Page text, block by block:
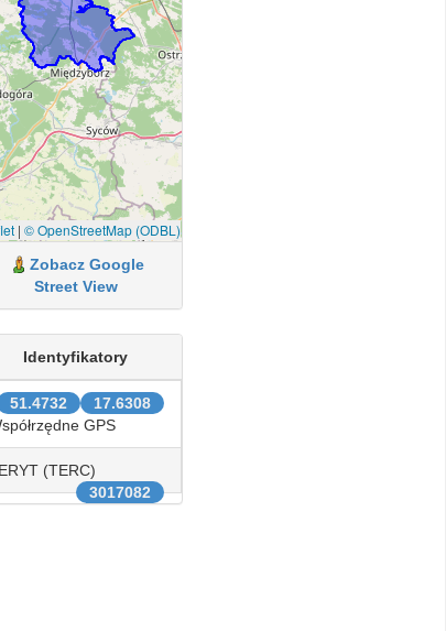
| © OpenStreetMap (ODBL)
Zobacz Google
Street View
Identyfikatory
17.6308
51.4732
GPS
(TERC)
3017082